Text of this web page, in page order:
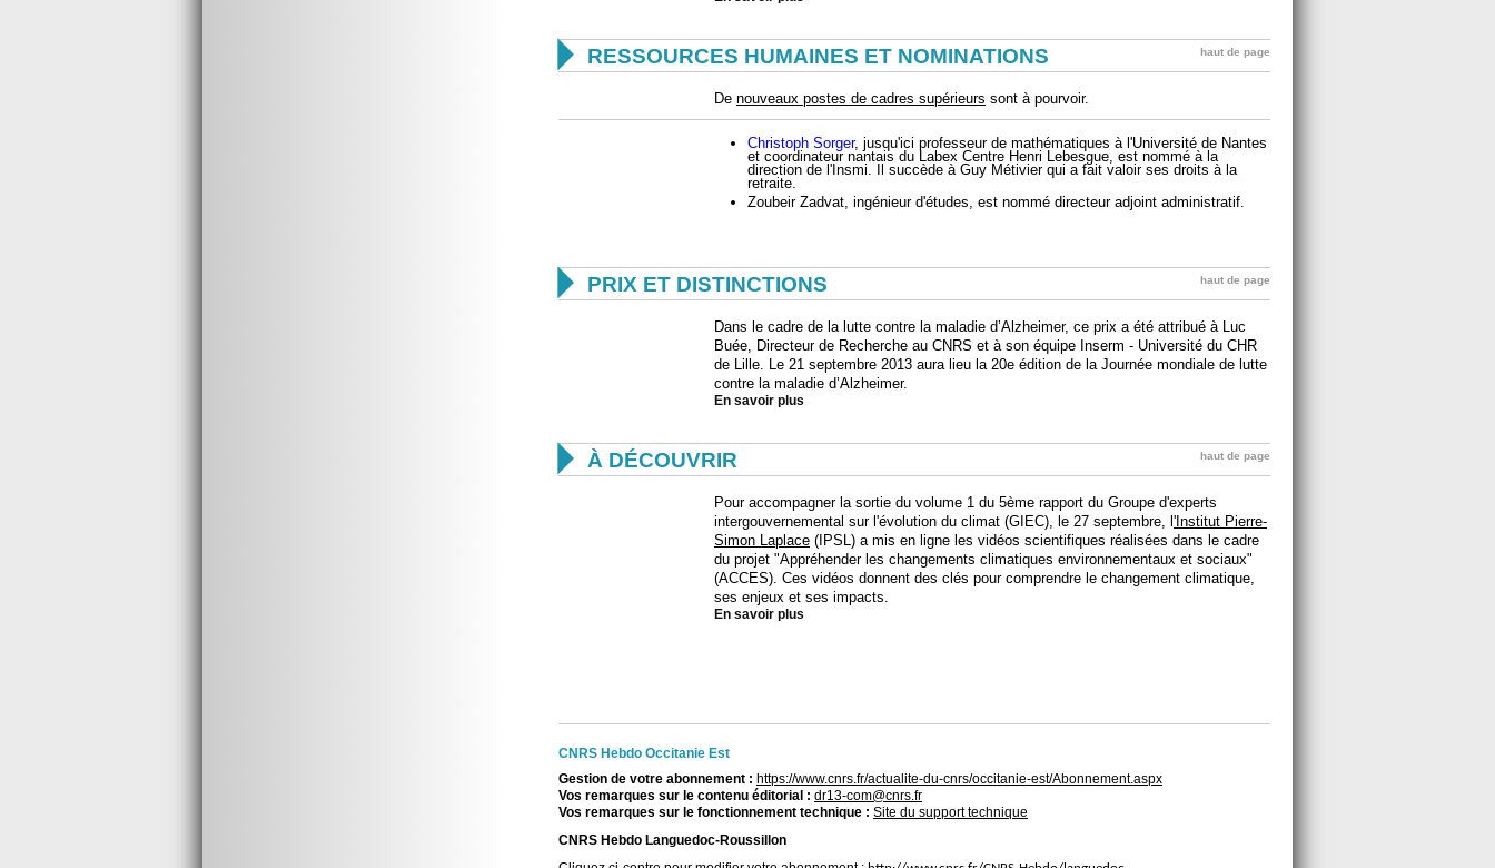
 RESSOURCES HUMAINES ET NOMINATIONS haut de page
De nouveaux postes de cadres supérieurs sont à pourvoir.
Christoph Sorger, jusqu'ici professeur de mathématiques à l'Université de Nantes
et coordinateur nantais du Labex Centre Henri Lebesgue, est nommé à la
direction de l'Insmi. Il succède à Guy Métivier qui a fait valoir ses droits à la
retraite.
Zoubeir Zadvat, ingénieur d'études, est nommé directeur adjoint administratif.
 PRIX ET DISTINCTIONS haut de page
Dans le cadre de la lutte contre la maladie d’Alzheimer, ce prix a été attribué à Luc
Buée, Directeur de Recherche au CNRS et à son équipe Inserm - Université du CHR
de Lille. Le 21 septembre 2013 aura lieu la 20e édition de la Journée mondiale de lutte
contre la maladie d’Alzheimer.
En savoir plus
 À DÉCOUVRIR haut de page
Pour accompagner la sortie du volume 1 du 5ème rapport du Groupe d'experts
intergouvernemental sur l'évolution du climat (GIEC), le 27 septembre, l 'Institut Pierre-
Simon Laplace (IPSL) a mis en ligne les vidéos scientifiques réalisées dans le cadre
du projet "Appréhender les changements climatiques environnementaux et sociaux"
(ACCES). Ces vidéos donnent des clés pour comprendre le changement climatique,
ses enjeux et ses impacts.
En savoir plus
CNRS Hebdo Occitanie Est
Gestion de votre abonnement : https://www.cnrs.fr/actualite-du-cnrs/occitanie-est/Abonnement.aspx
Vos remarques sur le contenu éditorial : dr13-com@cnrs.fr
Vos remarques sur le fonctionnement technique : Site du support technique
CNRS Hebdo Languedoc-Roussillon